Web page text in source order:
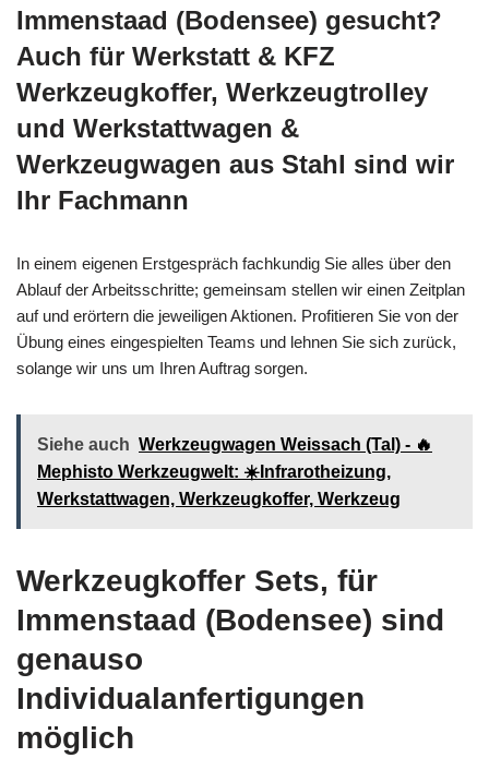
Immenstaad (Bodensee) gesucht?
Auch für Werkstatt & KFZ
Werkzeugkoffer, Werkzeugtrolley
und Werkstattwagen &
Werkzeugwagen aus Stahl sind wir
Ihr Fachmann
In einem eigenen Erstgespräch fachkundig Sie alles über den
Ablauf der Arbeitsschritte; gemeinsam stellen wir einen Zeitplan
auf und erörtern die jeweiligen Aktionen. Profitieren Sie von der
Übung eines eingespielten Teams und lehnen Sie sich zurück,
solange wir uns um Ihren Auftrag sorgen.
Siehe auch Werkzeugwagen Weissach (Tal) - 🔥
Mephisto Werkzeugwelt: ☀️Infrarotheizung,
Werkstattwagen, Werkzeugkoffer, Werkzeug
Werkzeugkoffer Sets, für
Immenstaad (Bodensee) sind
genauso
Individualanfertigungen
möglich